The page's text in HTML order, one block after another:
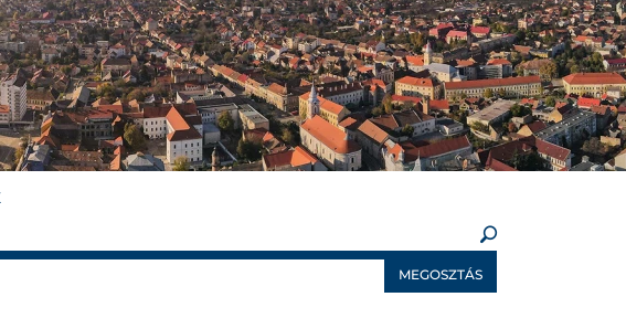
MEGOSZTÁS